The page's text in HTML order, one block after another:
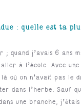
: quelle est ta
; quand j’avais 6 ans
à l’école. Avec une
où on n’avait pas le
dans l’herbe. Sauf
une branche,